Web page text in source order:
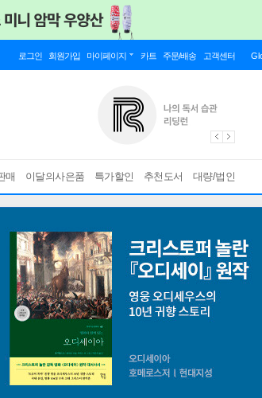
로그인 회원가입 마이페이지 카트 주문/배송 고객센터
매 이달의사은품 특가할인 추천도서 대량/법인
to Control Your Attention and Choose Your Life